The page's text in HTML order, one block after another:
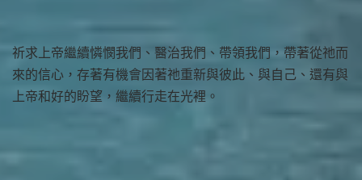
祈求上帝繼續憐憫我們、醫治我們、帶領我們，帶著從祂而
來的信心，存著有機會因著祂重新與彼此、與自己、還有與
上帝和好的盼望，繼續行走在光裡。